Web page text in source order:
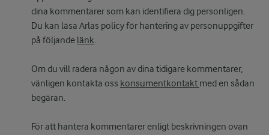
dina kommentarer som kan identifiera dig personligen.
Du kan läsa Arlas policy för hantering av personuppgifter
på följande länk.
Om du vill radera någon av dina tidigare kommentarer,
vänligen kontakta oss konsumentkontakt med en sådan
begäran.
För att hantera kommentarer enligt beskrivningen ovan